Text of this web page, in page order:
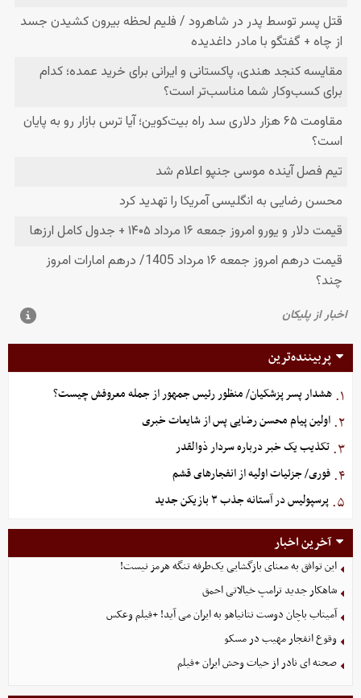
پربیننده‌ترین
۱. هشدار پسر پزشکیان/ منظور رئیس جمهور از جمله معروفش چیست؟
۲. اولین پیام محسن رضایی پس از شایعات خبری
۳. تکذیب یک خبر درباره سردار ذوالقدر
۴. فوری/ جزئیات اولیه از انفجارهای قشم
۵. پرسپولیس در آستانه جذب ۳ بازیکن جدید
آخرین اخبار
این توافق به معنای بازگشایی یک‌طرفه تنگه هرمز نیست!
شاهکار جدید ترامپ خیالاتی احمق
آمیتاب باچان دوست نتانیاهو به ایران می آید! +فیلم وعکس
وقوع انفجار مهیب در مسکو
صحنه ای نادر از حیات وحش ایران +فیلم